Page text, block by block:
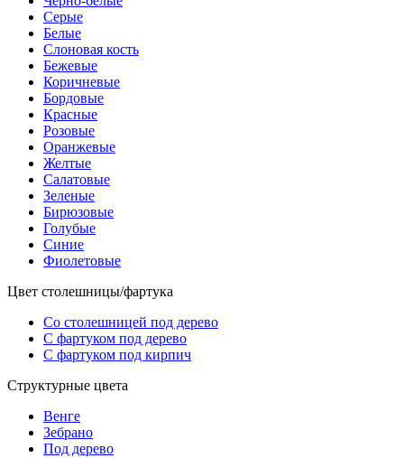
Серые
Белые
Слоновая кость
Бежевые
Коричневые
Бордовые
Красные
Розовые
Оранжевые
Желтые
Салатовые
Зеленые
Бирюзовые
Голубые
Синие
Фиолетовые
Цвет столешницы/фартука
Со столешницей под дерево
С фартуком под дерево
С фартуком под кирпич
Структурные цвета
Венге
Зебрано
Под дерево